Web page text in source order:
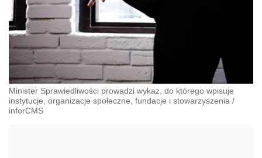
Minister Sprawiedliwości prowadzi wykaz, do którego wpisuje
instytucje, organizacje społeczne, fundacje i stowarzyszenia /
inforCMS